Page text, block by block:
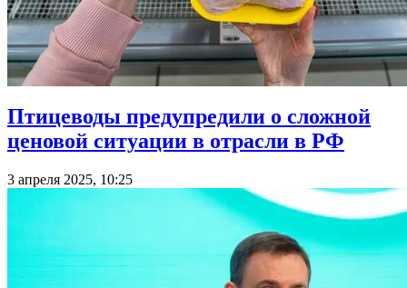
Птицеводы предупредили о сложной
ценовой ситуации в отрасли в РФ
3 апреля 2025, 10:25